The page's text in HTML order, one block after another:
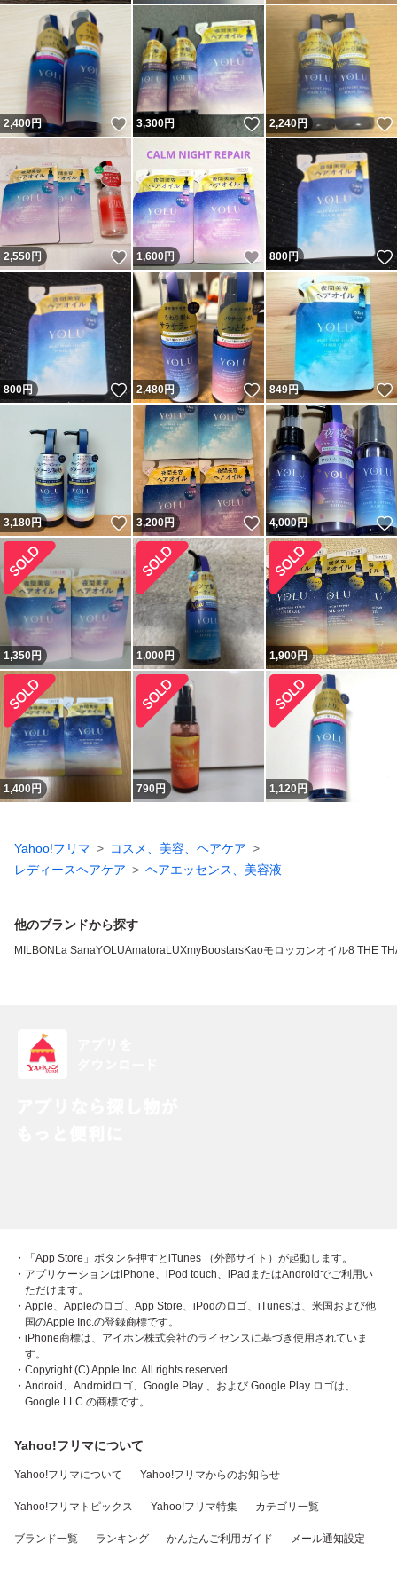
2,400円 いいね！
3,300円 いいね！
2,240円
2,550円 いいね！
1,600円 いいね！
800円
800円 いいね！
2,480円 いいね！
849円
3,180円 いいね！
3,200円 いいね！
4,000円
1,350円 1,000円 1,900円
1,400円 790円 1,120 円
Yahoo!フリマ
コスメ、美容、ヘアケア
レディースヘアケア
ヘアエッセンス、美容液
他のブランドから探す
MILBON La SanaYOLUAmatoraLUXmyBoostarsKaoモロッカンオイル8 THE
・「App Store」ボタンを押すとiTunes （外部サイト）が起動します。
・アプリケーションはiPhone、iPod touch、iPadまたはAndroidでご利用い
ただけます。
・Apple、Appleのロゴ、App Store、iPodのロゴ、iTunesは、米国および他
国のApple Inc.の登録商標です。
・iPhone商標は、アイホン株式会社のライセンスに基づき使用されていま
す。
・Copyright (C) Apple Inc. All rights reserved.
・Android、Androidロゴ、Google Play 、および Google Play ロゴは、
Google LLC の商標です。
Yahoo!フリマについて
Yahoo!フリマについて Yahoo!フリマからのお知らせ
Yahoo!フリマトピックス Yahoo!フリマ特集 カテゴリ一覧
ブランド一覧 ランキング かんたんご利用ガイド メール通知設定